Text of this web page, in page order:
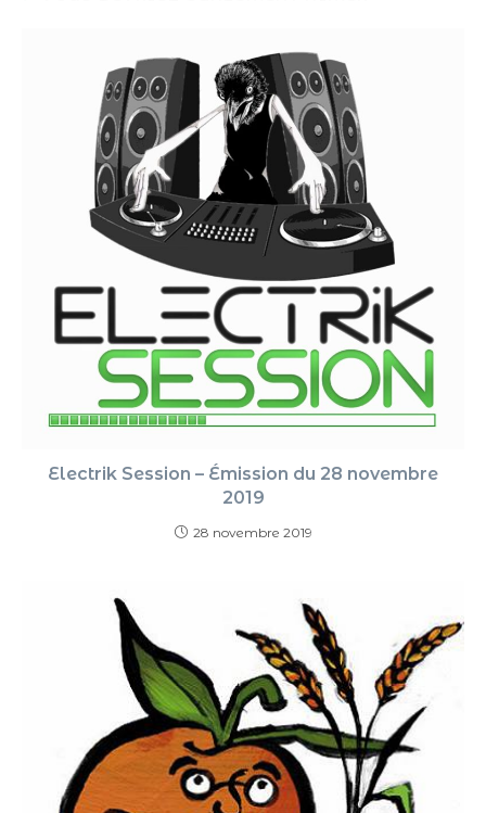
Electrik Session – Émission du 28 novembre
2019
28 novembre 2019